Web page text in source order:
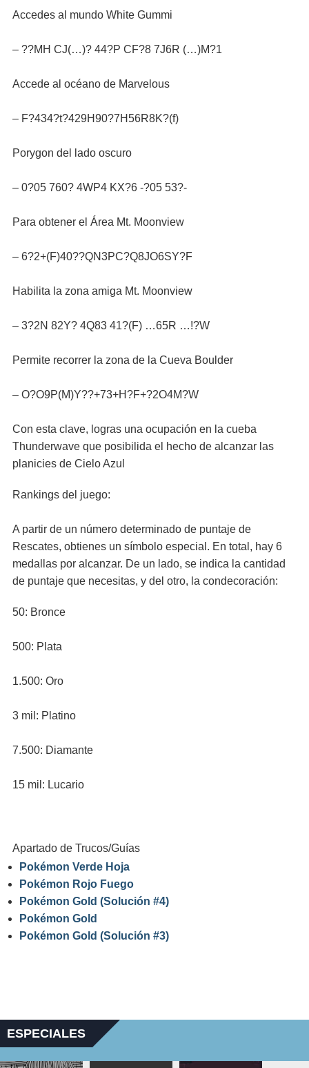
Accedes al mundo White Gummi
– ??MH CJ(…)? 44?P CF?8 7J6R (…)M?1
Accede al océano de Marvelous
– F?434?t?429H90?7H56R8K?(f)
Porygon del lado oscuro
– 0?05 760? 4WP4 KX?6 -?05 53?-
Para obtener el Área Mt. Moonview
– 6?2+(F)40??QN3PC?Q8JO6SY?F
Habilita la zona amiga Mt. Moonview
– 3?2N 82Y? 4Q83 41?(F) …65R …!?W
Permite recorrer la zona de la Cueva Boulder
– O?O9P(M)Y??+73+H?F+?2O4M?W
Con esta clave, logras una ocupación en la cueba
Thunderwave que posibilida el hecho de alcanzar las
planicies de Cielo Azul
Rankings del juego:
A partir de un número determinado de puntaje de
Rescates, obtienes un símbolo especial. En total, hay 6
medallas por alcanzar. De un lado, se indica la cantidad
de puntaje que necesitas, y del otro, la condecoración:
50: Bronce
500: Plata
1.500: Oro
3 mil: Platino
7.500: Diamante
15 mil: Lucario
Apartado de Trucos/Guías
Pokémon Verde Hoja
Pokémon Rojo Fuego
Pokémon Gold (Solución #4)
Pokémon Gold
Pokémon Gold (Solución #3)
ESPECIALES